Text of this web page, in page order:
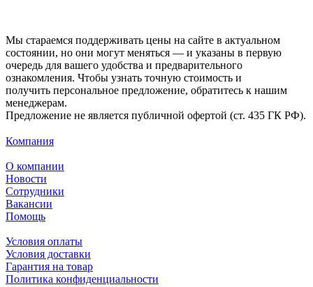
Мы стараемся поддерживать цены на сайте в актуальном
состоянии, но они могут меняться — и указаны в первую
очередь для вашего удобства и предварительного
ознакомления. Чтобы узнать точную стоимость и
получить персональное предложение, обратитесь к нашим
менеджерам.
Предложение не является публичной офертой (ст. 435 ГК РФ).
Компания
О компании
Новости
Сотрудники
Вакансии
Помощь
Условия оплаты
Условия доставки
Гарантия на товар
Политика конфиденциальности